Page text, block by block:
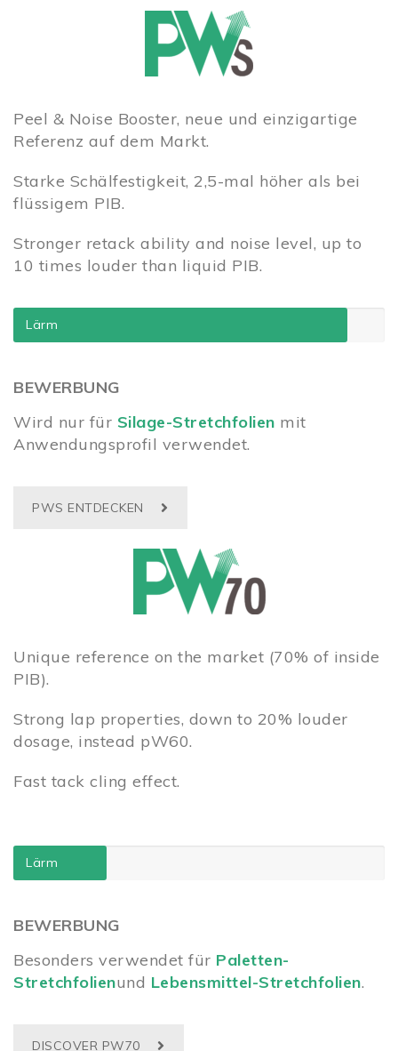
Peel & Noise Booster, neue und einzigartige
Referenz auf dem Markt.
Starke Schälfestigkeit, 2,5-mal höher als bei
flüssigem PIB.
Stronger retack ability and noise level, up to
10 times louder than liquid PIB.
Lärm
BEWERBUNG
Wird nur für Silage-Stretchfolien mit
Anwendungsprofil verwendet.
PWS ENTDECKEN
Unique reference on the market (70% of inside
PIB).
Strong lap properties, down to 20% louder
dosage, instead pW60.
Fast tack cling effect.
Lärm
BEWERBUNG
Besonders verwendet für Paletten-
Stretchfolienund Lebensmittel-Stretchfolien.
DISCOVER PW70